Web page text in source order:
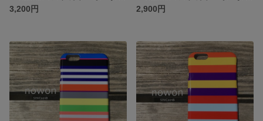
3,200円
2,900円